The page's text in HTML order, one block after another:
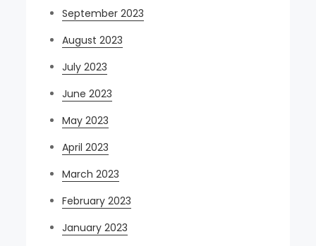
September 2023
August 2023
July 2023
June 2023
May 2023
April 2023
March 2023
February 2023
January 2023